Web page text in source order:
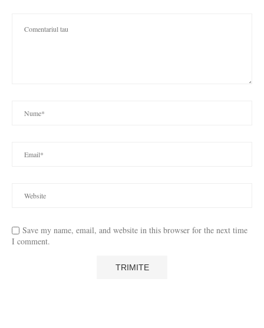
Save my name, email, and website in this browser for the next time
I comment.